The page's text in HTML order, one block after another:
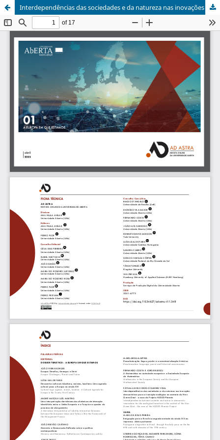
Interdependências das sociedades e da natureza nas inovações democráticas para a transição ecológica no contexto do New Green Deal - o caso do Projeto H2020 Phoenix